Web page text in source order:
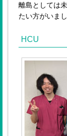
離島としては
たい方がいま
HCU